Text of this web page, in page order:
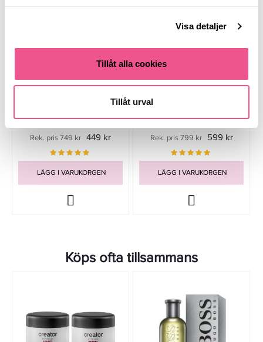
Visa detaljer
Tillåt alla cookies
Tillåt urval
Hugo Boss Boss Bottled Edt
Rek. pris 749 kr 449 kr
LÄGG I VARUKORGEN
Hugo Boss Man Edt 125ml
Rek. pris 799 kr 599 kr
LÄGG I VARUKORGEN
Köps ofta tillsammans